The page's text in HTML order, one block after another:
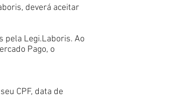
deverá aceitar
pela Legi.Laboris. Ao
Pago, o
CPF, data de